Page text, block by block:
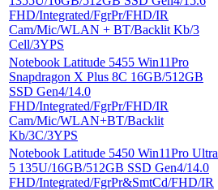
FHD/Integrated/FgrPr/FHD/IR
Cam/Mic/WLAN + BT/Backlit Kb/3
Cell/3YPS
Notebook Latitude 5455 Win11Pro
Snapdragon X Plus 8C 16GB/512GB
SSD Gen4/14.0
FHD/Integrated/FgrPr/FHD/IR
Cam/Mic/WLAN+BT/Backlit
Kb/3C/3YPS
Notebook Latitude 5450 Win11Pro Ultra
5 135U/16GB/512GB SSD Gen4/14.0
FHD/Integrated/FgrPr&SmtCd/FHD/IR